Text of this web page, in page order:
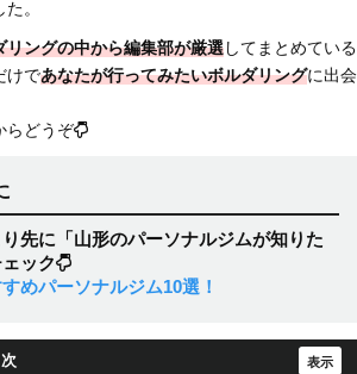
。
リングの中から編集部が厳選してまとめている
けであなたが行ってみたいボルダリングに出会
らどうぞ
先に「山形のパーソナルジムが知りた
ック
めパーソナルジム10選！